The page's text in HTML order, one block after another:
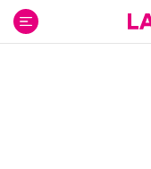
contenido